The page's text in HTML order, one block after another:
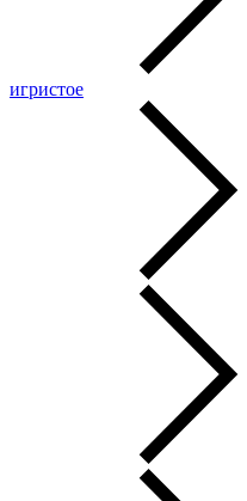
игристое